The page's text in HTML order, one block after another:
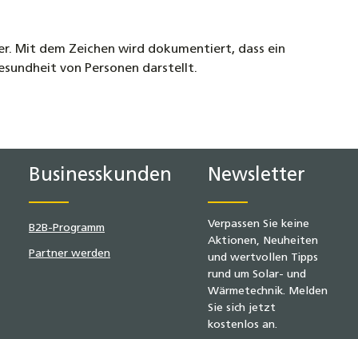
Mit dem Zeichen wird dokumentiert, dass ein
von Personen darstellt.
Businesskunden
B2B-Programm
Partner werden
Newsletter
Verpassen Sie keine
Aktionen, Neuheiten
und wertvollen Tipps
rund um Solar- und
Wärmetechnik. Melden
Sie sich jetzt
kostenlos an.